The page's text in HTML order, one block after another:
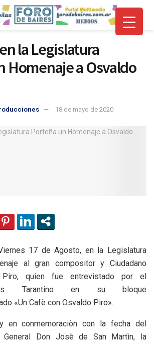
la Legislatura
Homenaje a Osvaldo
18 de mayo de 2020
17 de Agosto, en la Legislatura
al gran compositor y Ciudadano
Piro, quien fue entrevistado por el
Tarantino en su bloque
«Un Cafè con Osvaldo Piro».
en conmemoraciòn con la fecha del
General Don Josè de San Martìn, la